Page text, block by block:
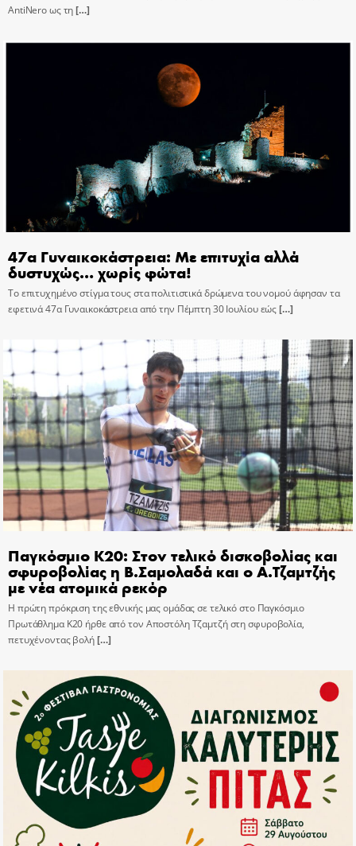
AntiNero ως τη[…]
47α Γυναικοκάστρεια: Με επιτυχία αλλά
δυστυχώς… χωρίς φώτα!
Το επιτυχημένο στίγμα τους στα πολιτιστικά δρώμενα του νομού άφησαν τα
εφετινά 47α Γυναικοκάστρεια από την Πέμπτη 30 Ιουλίου εώς[…]
Παγκόσμιο Κ20: Στον τελικό δισκοβολίας και
σφυροβολίας η Β.Σαμολαδά και ο Α.Τζαμτζής
με νέα ατομικά ρεκόρ
Η πρώτη πρόκριση της εθνικής μας ομάδας σε τελικό στο Παγκόσμιο
Πρωτάθλημα Κ20 ήρθε από τον Αποστόλη Τζαμτζή στη σφυροβολία,
πετυχένοντας βολή[…]